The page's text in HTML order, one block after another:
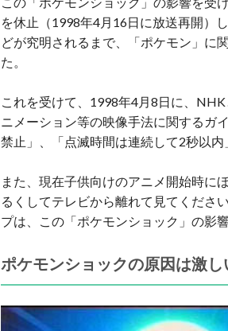
を休止（1998年4月16日に放送再開）
どが究明されるまで、「ポケモン」に
た。
これを受けて、1998年4月8日に、
ニメーション等の映像手法に関するガ
禁止」、「点滅時間は連続して2秒以
また、現在子供向けのアニメ開始時に
るくしてテレビから離れて見てくださ
プは、この「ポケモンショック」の影
ポケモンショックの原因は激